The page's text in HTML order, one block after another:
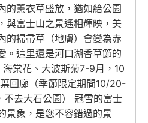
的薰衣草盛放，猶如給公園
與富士山之景遙相輝映，美
的掃帚草（地膚）會變為赤
。這里還是河口湖香草節的
棠花、大波斯菊7-9月，10
回廊（季節限定期間10/20-
去大石公園） 冠雪的富士
景象，是您不容錯過的景